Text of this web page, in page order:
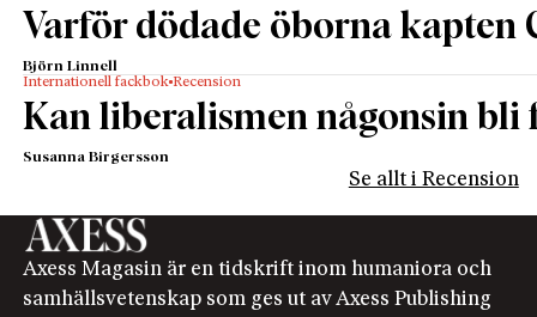
Varför dödade öborna kapten
Björn Linnell
Internationell fackbok Recension
Kan liberalismen någonsin bli
Susanna Birgersson
Se allt i Recension
Axess Magasin är en tidskrift inom humaniora och
samhällsvetenskap som ges ut av Axess Publishing